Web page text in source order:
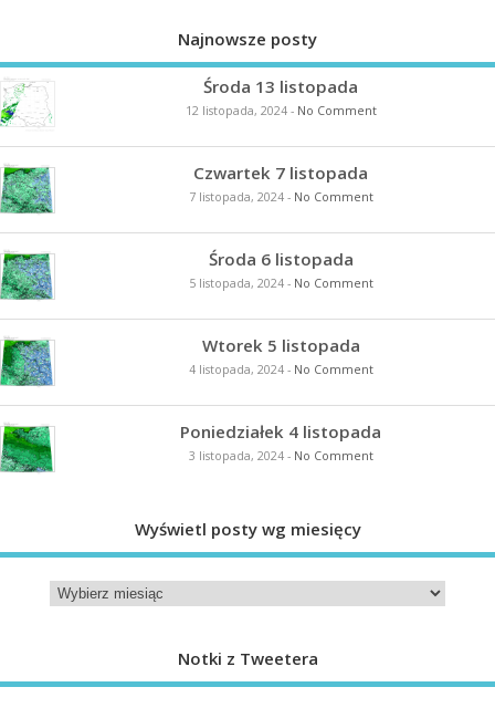
Najnowsze posty
Środa 13 listopada
12 listopada, 2024- No Comment
Czwartek 7 listopada
7 listopada, 2024- No Comment
Środa 6 listopada
5 listopada, 2024- No Comment
Wtorek 5 listopada
4 listopada, 2024- No Comment
Poniedziałek 4 listopada
3 listopada, 2024- No Comment
Wyświetl posty wg miesięcy
Notki z Tweetera